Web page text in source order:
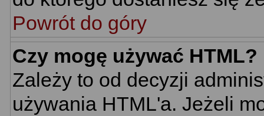
Powrót do góry
Czy mogę używać HTML?
Zależy to od decyzji
używania HTML'a. Jeżeli